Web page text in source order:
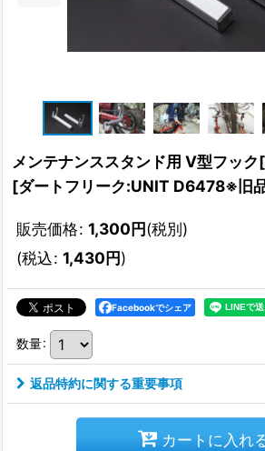
メンテナンススタンド用 V型フッ
[ダートフリーク:UNIT D6478※旧
販売価格: 1,300円(税別)
(税込: 1,430円)
Facebookでシェア
数量:
返品特約に関する重要事項
カートに入れ